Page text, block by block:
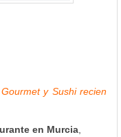
y Sushi recien
en Murcia